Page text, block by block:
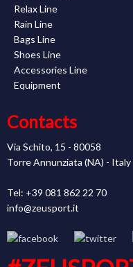
Relax Line
Rain Line
Bags Line
Shoes Line
Accessories Line
Equipment
Contacts
Via Schito, 15 - 80058
Torre Annunziata (NA) - Italy
Tel: +39 081 862 22 70
info@zeusport.it